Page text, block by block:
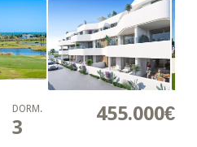
455.000€
DORM.
3